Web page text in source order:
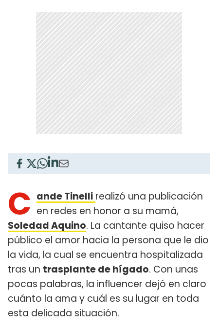
C ande Tinelli realizó una publicación
en redes en honor a su mamá,
Soledad Aquino. La cantante quiso hacer
público el amor hacia la persona que le dio
la vida, la cual se encuentra hospitalizada
tras un trasplante de hígado. Con unas
pocas palabras, la influencer dejó en claro
cuánto la ama y cuál es su lugar en toda
esta delicada situación.